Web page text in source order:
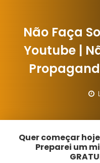
Não Faça
Youtube |
Quer começar
Preparei um